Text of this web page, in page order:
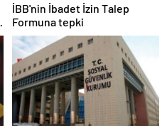
İBB'nin İbadet İzin Talep
Formuna tepki